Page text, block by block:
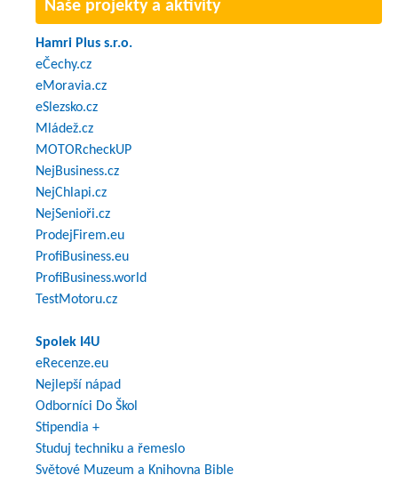
Naše projekty a aktivity
Hamri Plus s.r.o.
eČechy.cz
eMoravia.cz
eSlezsko.cz
Mládež.cz
MOTORcheckUP
NejBusiness.cz
NejChlapi.cz
NejSenioři.cz
ProdejFirem.eu
ProfiBusiness.eu
ProfiBusiness.world
TestMotoru.cz
Spolek I4U
eRecenze.eu
Nejlepší nápad
Odborníci Do Škol
Stipendia +
Studuj techniku a řemeslo
Světové Muzeum a Knihovna Bible